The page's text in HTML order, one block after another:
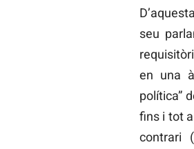
seu
en una
política”
fins i tot
contrari